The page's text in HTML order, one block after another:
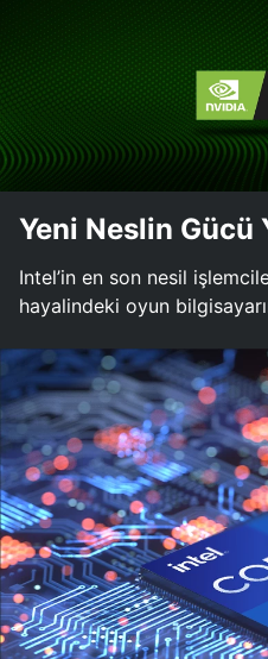
Yeni Neslin Gücü
Intel’in en son nesil
hayalindeki oyun